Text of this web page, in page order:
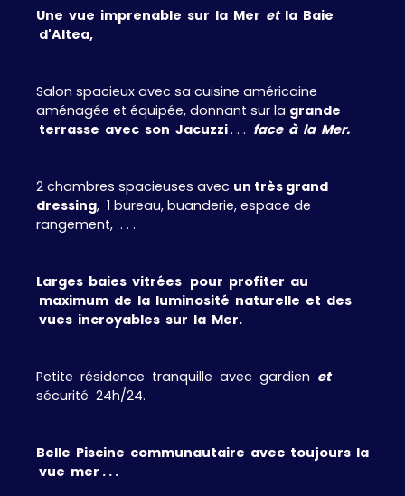
Une vue imprenable sur la Mer et la Baie
d'Altea,
Salon spacieux avec sa cuisine américaine
aménagée et équipée, donnant sur la grande
terrasse avec son Jacuzzi. . . face à la Mer.
2 chambres spacieuses avec un très grand
dressing, 1 bureau, buanderie, espace de
rangement, . . .
Larges baies vitrées pour profiter au
maximum de la luminosité naturelle et des
vues incroyables sur la Mer.
Petite résidence tranquille avec gardien et
sécurité 24h/24.
Belle Piscine communautaire avec toujours la
vue mer . . .